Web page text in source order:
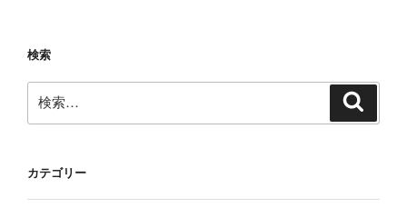
ン
検索
検
索:
カテゴリー